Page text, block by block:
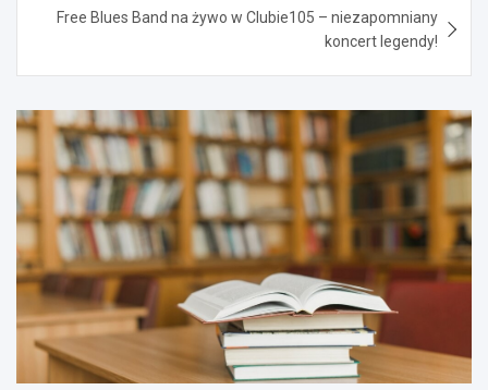
Free Blues Band na żywo w Clubie105 – niezapomniany
koncert legendy!